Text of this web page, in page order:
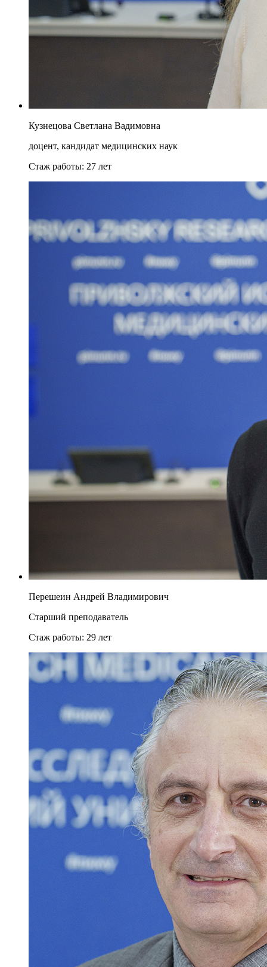
Кузнецова Светлана Вадимовна
доцент, кандидат медицинских наук
Стаж работы: 27 лет
Перешеин Андрей Владимирович
Старший преподаватель
Стаж работы: 29 лет